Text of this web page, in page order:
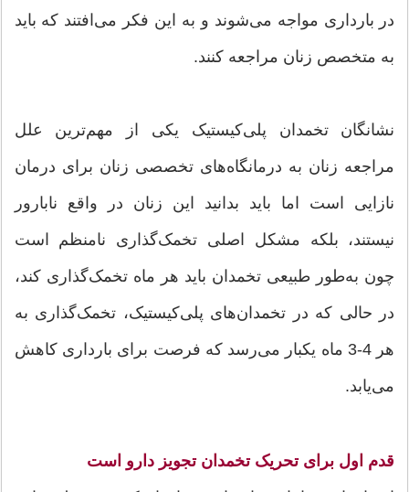
در بارداری مواجه می‌شوند و به این فکر می‌افتند که باید
به متخصص زنان مراجعه کنند.
نشانگان تخمدان پلی‌کیستیک یکی از مهم‌ترین علل
مراجعه زنان به درمانگاه‌های تخصصی زنان برای درمان
نازایی است اما باید بدانید این زنان در واقع نابارور
نیستند، بلکه مشکل اصلی تخمک‌گذاری نامنظم است
چون به‌طور طبیعی تخمدان باید هر ماه تخمک‌گذاری کند،
در حالی که در تخمدان‌های پلی‌کیستیک، تخمک‌گذاری به
هر 4-3 ماه یکبار می‌رسد که فرصت برای بارداری کاهش
می‌یابد.
قدم اول برای تحریک تخمدان تجویز دارو است